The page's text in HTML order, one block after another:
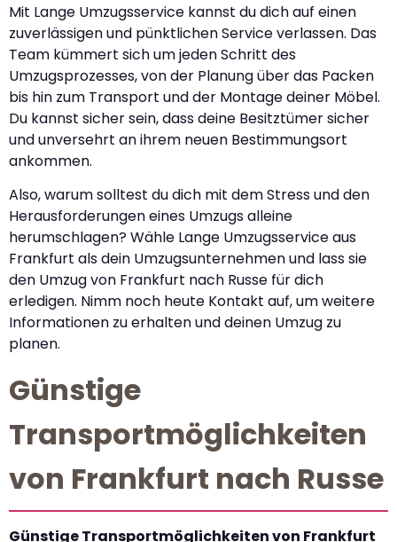
Mit Lange Umzugsservice kannst du dich auf einen
zuverlässigen und pünktlichen Service verlassen. Das
Team kümmert sich um jeden Schritt des
Umzugsprozesses, von der Planung über das Packen
bis hin zum Transport und der Montage deiner Möbel.
Du kannst sicher sein, dass deine Besitztümer sicher
und unversehrt an ihrem neuen Bestimmungsort
ankommen.
Also, warum solltest du dich mit dem Stress und den
Herausforderungen eines Umzugs alleine
herumschlagen? Wähle Lange Umzugsservice aus
Frankfurt als dein Umzugsunternehmen und lass sie
den Umzug von Frankfurt nach Russe für dich
erledigen. Nimm noch heute Kontakt auf, um weitere
Informationen zu erhalten und deinen Umzug zu
planen.
Günstige
Transportmöglichkeiten
von Frankfurt nach Russe
Günstige Transportmöglichkeiten von Frankfurt